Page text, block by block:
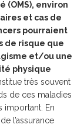
(OMS), environ
et cas de
pourraient
de risque que
et/ou une
physique
très souvent
de ces maladies
important. En
l’assurance